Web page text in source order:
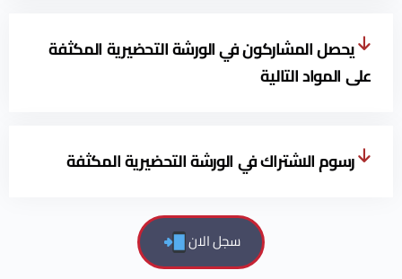
يحصل المشاركون في الورشة التحضيرية المكثفة
على المواد التالية
رسوم الاشتراك في الورشة التحضيرية المكثفة
سجل الان